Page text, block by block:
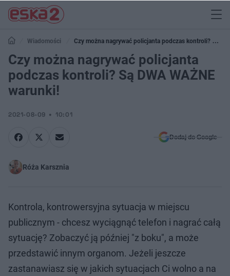
Wiadomości
Czy można nagrywać policjanta podczas kontroli? Są
DWA WAŻNE warunki!
Czy można nagrywać policjanta
podczas kontroli? Są DWA WAŻNE
warunki!
2021-08-09 10:01
Dodaj do Google
Róża Karsznia
Kontrola, kontrowersyjna sytuacja w miejscu
publicznym - chcesz wyciągnąć telefon i nagrać całą
sytuację? Zobaczyć ją później "z boku", a może
przedstawić innym organom. Jeżeli jeszcze
zastanawiasz się w jakich sytuacjach Ci wolno a na